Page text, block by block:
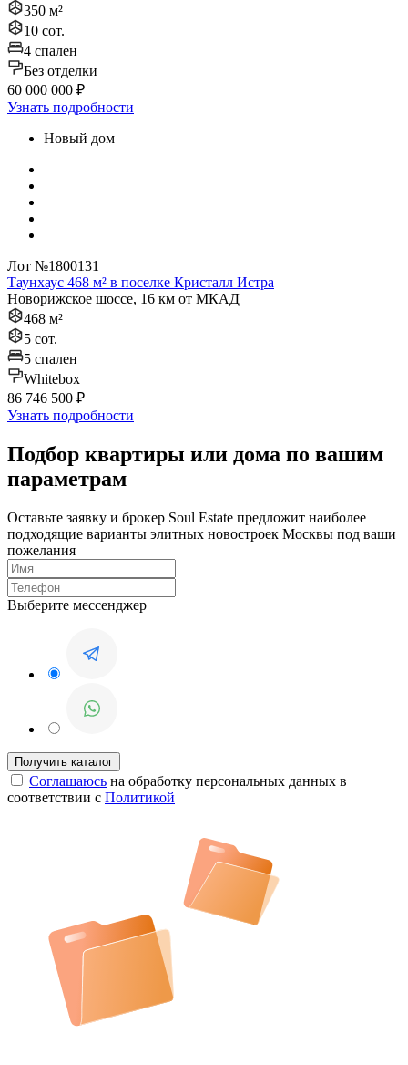
350 м²
10 сот.
4 спален
Без отделки
60 000 000 ₽
Узнать подробности
Новый дом
Лот №1800131
Таунхаус 468 м² в поселке Кристалл Истра
Новорижское шоссе, 16 км от МКАД
468 м²
5 сот.
5 спален
Whitebox
86 746 500 ₽
Узнать подробности
Подбор квартиры или дома по вашим
параметрам
Оставьте заявку и брокер Soul Estate предложит наиболее
подходящие варианты элитных новостроек Москвы под ваши
пожелания
Выберите мессенджер
Соглашаюсь на обработку персональных данных в
соответствии с Политикой